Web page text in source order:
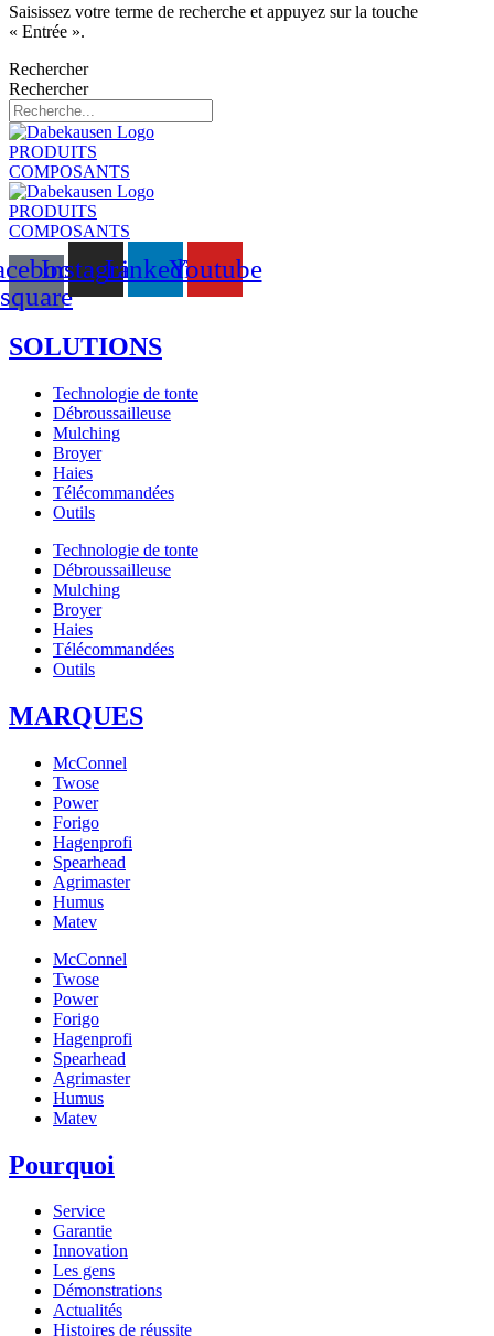
Saisissez votre terme de recherche et appuyez sur la touche
« Entrée ».
Rechercher
Rechercher
PRODUITS
COMPOSANTS
PRODUITS
COMPOSANTS
square
InstagramLinkedinYoutube
SOLUTIONS
Technologie de tonte
Débroussailleuse
Mulching
Broyer
Haies
Télécommandées
Outils
Technologie de tonte
Débroussailleuse
Mulching
Broyer
Haies
Télécommandées
Outils
MARQUES
McConnel
Twose
Power
Forigo
Hagenprofi
Spearhead
Agrimaster
Humus
Matev
McConnel
Twose
Power
Forigo
Hagenprofi
Spearhead
Agrimaster
Humus
Matev
Pourquoi
Service
Garantie
Innovation
Les gens
Démonstrations
Actualités
Histoires de réussite